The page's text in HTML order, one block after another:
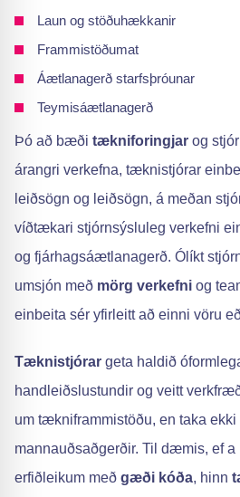
Laun og stöðuhækkanir
Frammistöðumat
Áætlanagerð starfsþróunar
Teymisáætlanagerð
Þó að bæði tækniforingjar og
árangri verkefna, tæknistjórar
leiðsögn og leiðsögn, á meðan
víðtækari stjórnsýsluleg verkefni
og fjárhagsáætlanagerð. Ólíkt
umsjón með mörg verkefni og
einbeita sér yfirleitt að einni vöru
Tæknistjórar geta haldið
handleiðslustundir og veitt
um tækniframmistöðu, en taka
mannauðsaðgerðir. Til dæmis, ef a
erfiðleikum með gæði kóða, hinn